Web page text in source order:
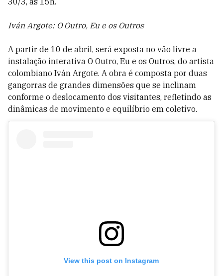
Iván Argote: O Outro, Eu e os Outros
A partir de 10 de abril, será exposta no vão livre a
instalação interativa O Outro, Eu e os Outros, do artista
colombiano Iván Argote. A obra é composta por duas
gangorras de grandes dimensões que se inclinam
conforme o deslocamento dos visitantes, refletindo as
dinâmicas de movimento e equilíbrio em coletivo.
View this post on Instagram